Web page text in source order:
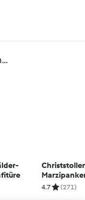
4.7 (271)